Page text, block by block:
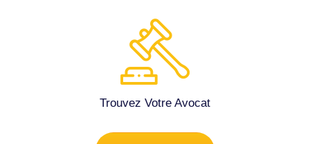
Trouvez Votre Avocat